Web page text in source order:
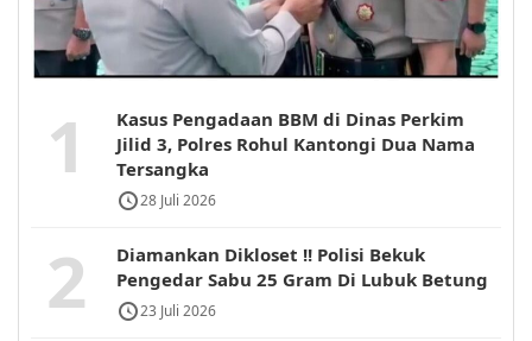
1
Kasus Pengadaan BBM di Dinas Perkim
Jilid 3, Polres Rohul Kantongi Dua Nama
Tersangka
28 Juli 2026
2
Diamankan Dikloset !! Polisi Bekuk
Pengedar Sabu 25 Gram Di Lubuk Betung
23 Juli 2026